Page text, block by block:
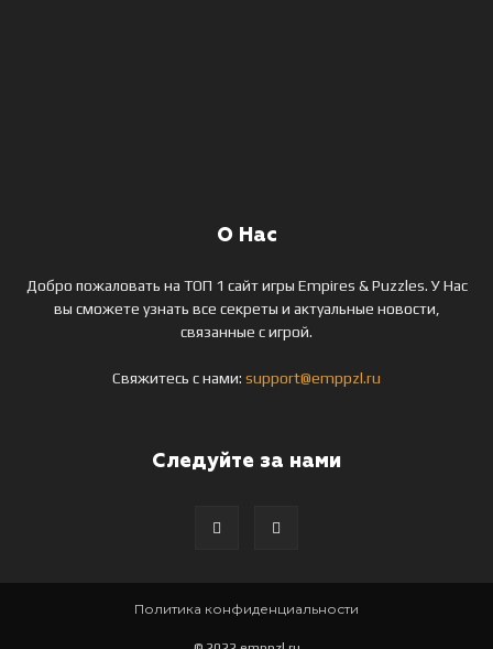
О Нас
Добро пожаловать на ТОП 1 сайт игры Empires & Puzzles. У Нас
вы сможете узнать все секреты и актуальные новости,
связанные с игрой.
Свяжитесь с нами: support@emppzl.ru
Следуйте за нами
Политика конфиденциальности